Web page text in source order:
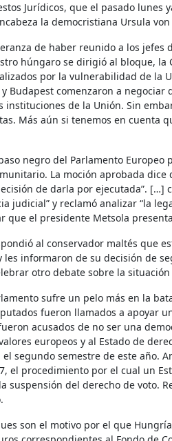
Jurídicos, que el pasado
la democristiana Ursula von
de haber reunido a los jefes
húngaro se dirigió al bloque, la
por la vulnerabilidad de la
Budapest comenzaron a
instituciones de la Unión. Sin
Más aún si tenemos en cuenta
negro del Parlamento
La moción aprobada
de darla por ejecutada”. […]
judicial” y reclamó analizar “la
que el presidente Metsola
al conservador maltés que
informaron de su decisión de
otro debate sobre la
sufre un pelo más en la
fueron llamados a apoyar
acusados ​​de no ser una
europeos y al Estado de
segundo semestre de este año.
el procedimiento por el cual un
suspensión del derecho de voto.
son el motivo por el que